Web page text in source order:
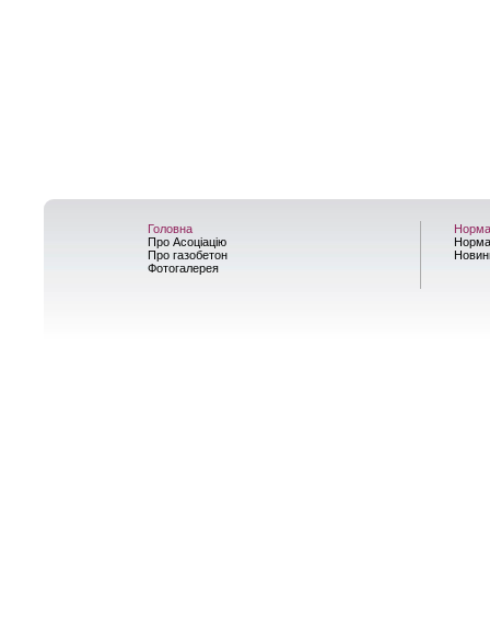
Головна
Про Асоціацію
Про газобетон
Фотогалерея